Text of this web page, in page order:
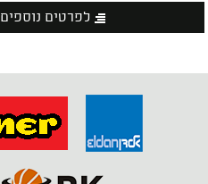
לפרטים נוספים